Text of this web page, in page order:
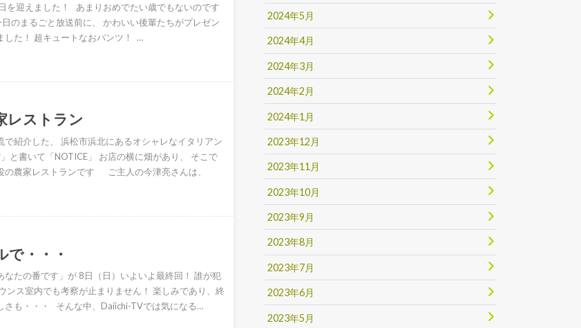
を迎えました！ あまりおめでたい歳でもないのです
のまるごと放送前に、 かわいい後輩たちがプレゼン
した！ 超キュートなおパンツ！ …
レストラン
で紹介した、 浜松市浜北にあるオシャレなイタリアン
」と書いて「NOTICE」 お店の横に畑があり、 そこで
の農家レストランです ご主人の今津亮さんは、
で・・・
なたの番です」が 8日（日）いよいよ最終回！ 誰が犯
ンス室内でも考察が止まりません！ 楽しみであり、終
さも・・・ そんな中、Daiichi-TVでは気になる…
2024年5月
2024年4月
2024年3月
2024年2月
2024年1月
2023年12月
2023年11月
2023年10月
2023年9月
2023年8月
2023年7月
2023年6月
2023年5月